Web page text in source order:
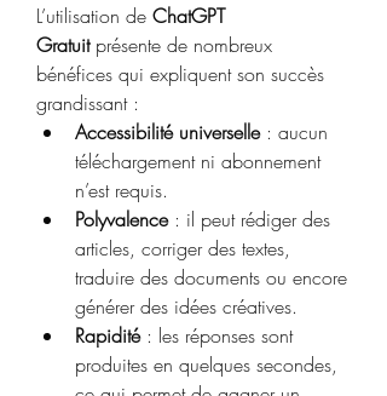
L’utilisation de ChatGPT
Gratuit présente de nombreux
bénéfices qui expliquent son succès
grandissant :
Accessibilité universelle : aucun
téléchargement ni abonnement
n’est requis.
Polyvalence : il peut rédiger des
articles, corriger des textes,
traduire des documents ou encore
générer des idées créatives.
Rapidité : les réponses sont
produites en quelques secondes,